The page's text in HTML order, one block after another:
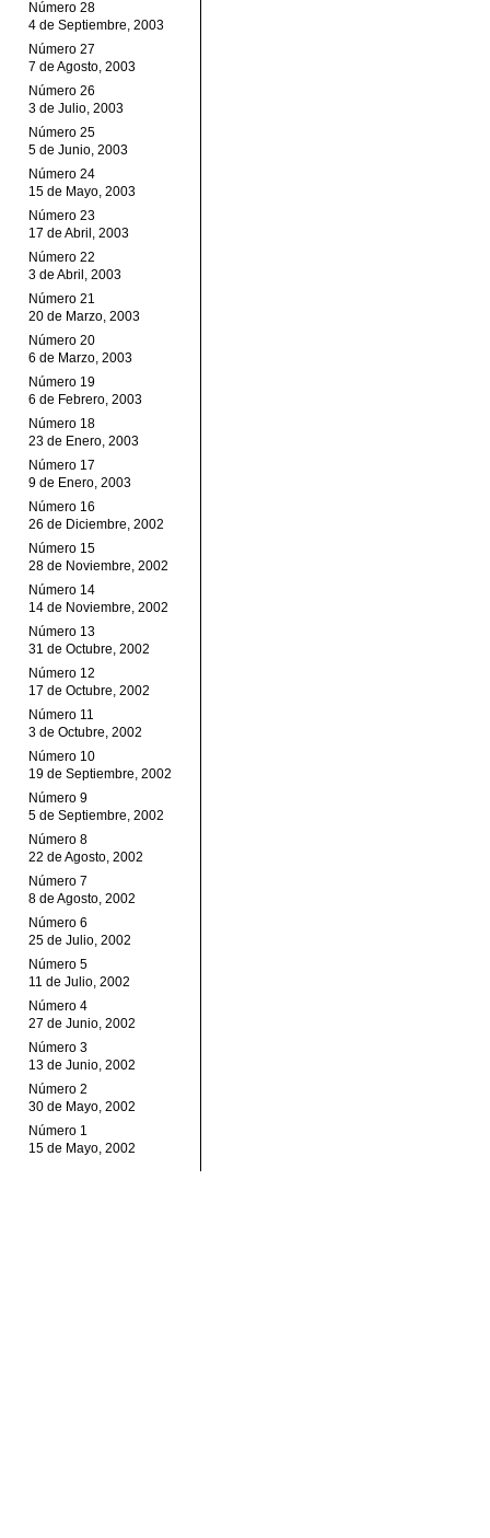
Número 28
4 de Septiembre, 2003
Número 27
7 de Agosto, 2003
Número 26
3 de Julio, 2003
Número 25
5 de Junio, 2003
Número 24
15 de Mayo, 2003
Número 23
17 de Abril, 2003
Número 22
3 de Abril, 2003
Número 21
20 de Marzo, 2003
Número 20
6 de Marzo, 2003
Número 19
6 de Febrero, 2003
Número 18
23 de Enero, 2003
Número 17
9 de Enero, 2003
Número 16
26 de Diciembre, 2002
Número 15
28 de Noviembre, 2002
Número 14
14 de Noviembre, 2002
Número 13
31 de Octubre, 2002
Número 12
17 de Octubre, 2002
Número 11
3 de Octubre, 2002
Número 10
19 de Septiembre, 2002
Número 9
5 de Septiembre, 2002
Número 8
22 de Agosto, 2002
Número 7
8 de Agosto, 2002
Número 6
25 de Julio, 2002
Número 5
11 de Julio, 2002
Número 4
27 de Junio, 2002
Número 3
13 de Junio, 2002
Número 2
30 de Mayo, 2002
Número 1
15 de Mayo, 2002